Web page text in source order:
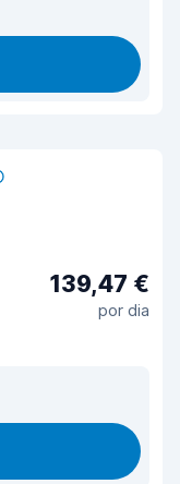
139,47 €
por dia